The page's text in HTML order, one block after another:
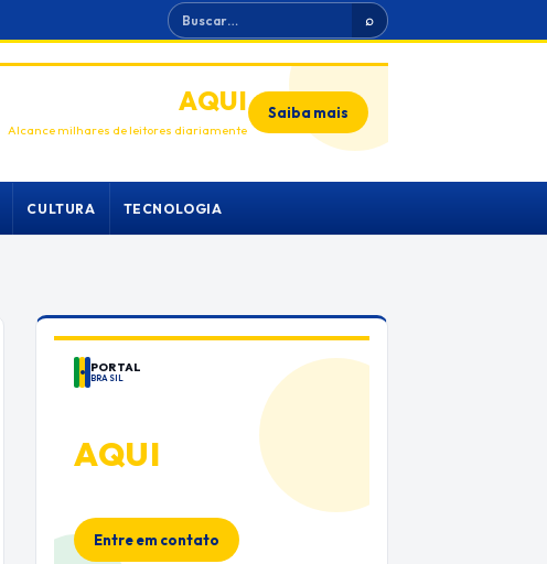
Buscar ⌕
ANUNCIEAQUI
Alcance milhares de leitores diariamente
Saiba mais
CULTURA TECNOLOGIA
PORTAL
BRASIL
AQUI
Espaço premium para sua marca
Entre em contato